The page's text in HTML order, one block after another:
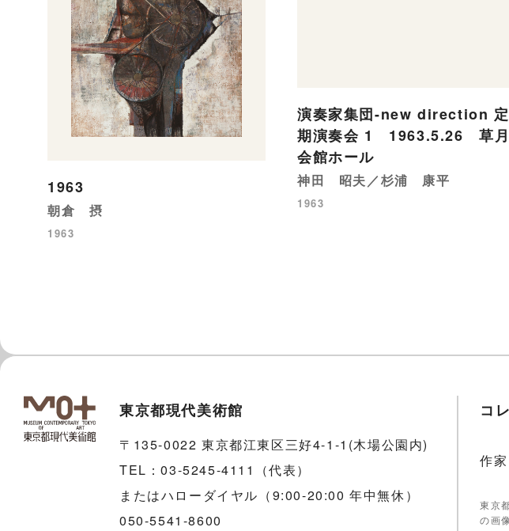
1963
朝倉 摂
1963
演奏家集団-new direction 定
期演奏会 1 1963.5.26 草月
会館ホール
神田 昭夫／杉浦 康平
1963
東京都現代美術館
〒135-0022 東京都江東区三好4-1-1(木場公園内)
TEL：03-5245-4111（代表）
またはハローダイヤル（9:00-20:00 年中無休）
050-5541-8600
コ
作家
東京
の画